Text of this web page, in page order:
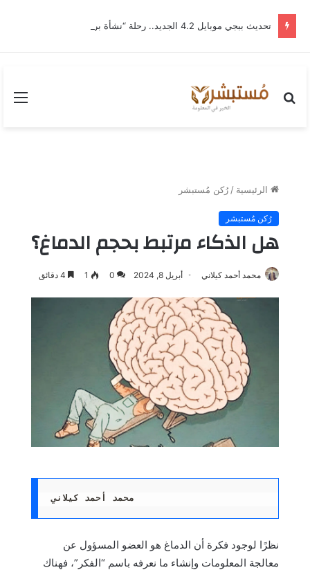
بحث
الرئيسية / رُكن مُستبشر
رُكن مُستبشر
هل الذكاء مرتبط بحجم الدماغ؟
محمد أحمد كيلاني أبريل 8, 2024 0
1
نظرًا لوجود فكرة أن الدماغ هو العضو المسؤول عن
معالجة المعلومات وإنشاء ما نعرفه باسم “الفكر”، فهناك